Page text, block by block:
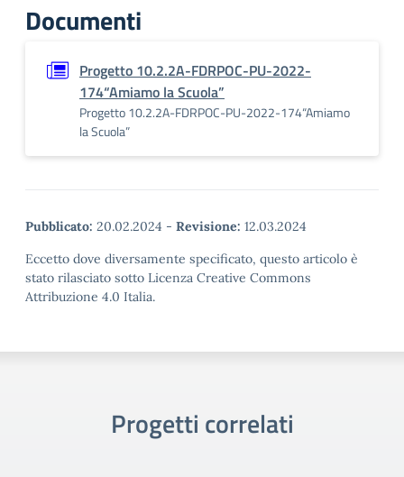
Documenti
Progetto 10.2.2A-FDRPOC-PU-2022-
174“Amiamo la Scuola”
Progetto 10.2.2A-FDRPOC-PU-2022-174“Amiamo
la Scuola”
Pubblicato: 20.02.2024 - Revisione: 12.03.2024
Eccetto dove diversamente specificato, questo articolo è
stato rilasciato sotto Licenza Creative Commons
Attribuzione 4.0 Italia.
Progetti correlati